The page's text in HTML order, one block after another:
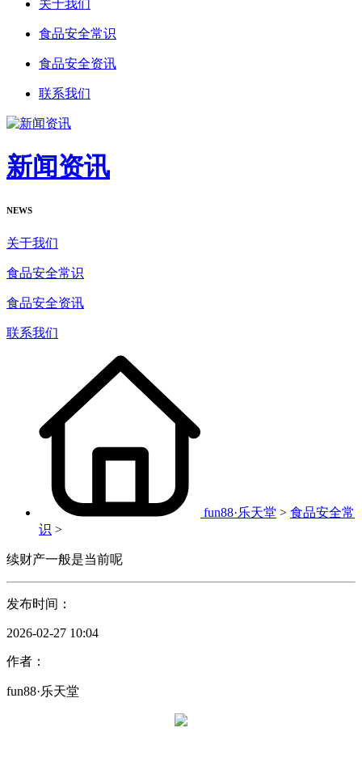
关于我们
食品安全常识
食品安全资讯
联系我们
新闻资讯
NEWS
关于我们
食品安全常识
食品安全资讯
联系我们
fun88·乐天堂 > 食品安全常
识 >
续财产一般是当前呢
发布时间：
2026-02-27 10:04
作者：
fun88·乐天堂